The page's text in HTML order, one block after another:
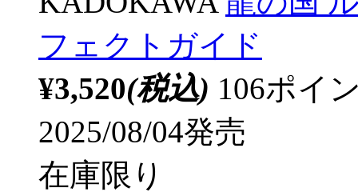
フェクトガイド
¥3,520(税込) 106ポイ
2025/08/04発売
在庫限り